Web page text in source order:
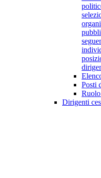
Posti
Dirigenti